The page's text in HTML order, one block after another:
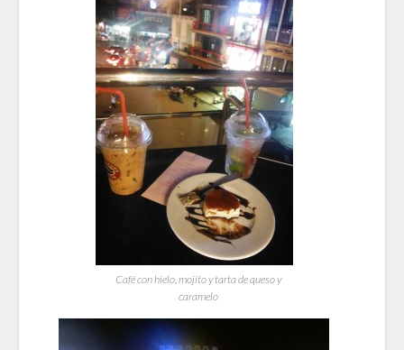
Café con hielo, mojito y tarta de queso y
caramelo